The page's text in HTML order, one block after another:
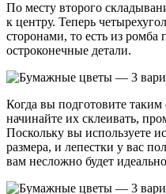
По месту второго
к центру. Теперь
сторонами, то есть из ромба
остроконечные детали.
Когда вы подготовите
начинайте их склеивать,
Поскольку вы используете
размера, и лепестки у вас
вам несложно будет